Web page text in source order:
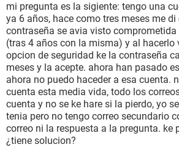
mi pregunta es la sigiente: tengo una
ya 6 años, hace como tres meses me di
contraseña se avia visto
(tras 4 años con la misma) y al hacerlo
opcion de seguridad ke la contraseña
meses y la acepte. ahora han pasado
ahora no puedo haceder a esa cuenta.
cuenta esta media vida, todo los
cuenta y no se ke hare si la pierdo, yo
tenia pero no tengo correo secundario
correo ni la respuesta a la pregunta. ke
¿tiene solucion?